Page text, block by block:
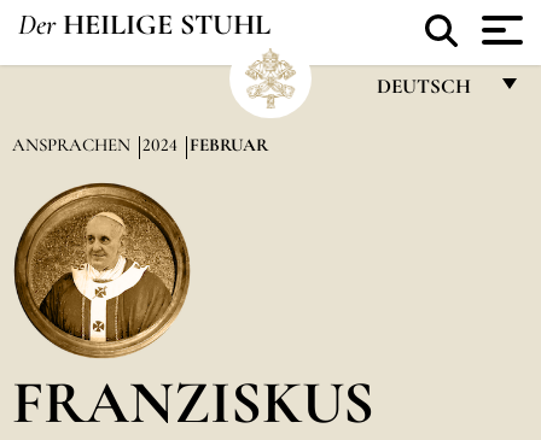
Der HEILIGE STUHL
DEUTSCH
ANSPRACHEN 2024 FEBRUAR
FRANZISKUS